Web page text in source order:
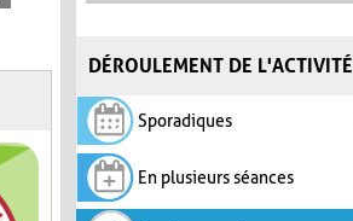
DÉROULEMENT DE L'ACTIVITÉ
Sporadiques
En plusieurs séances